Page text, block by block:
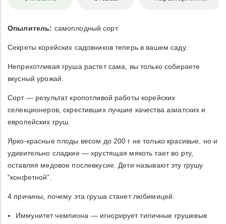
Опылитель: самоплодный сорт
Секреты корейских садовников теперь в вашем саду.
Неприхотливая груша растет сама, вы только собираете
вкусный урожай.
Сорт — результат кропотливой работы корейских
селекционеров, скрестивших лучшие качества азиатских и
европейских груш.
Ярко-красные плоды весом до 200 г не только красивые, но и
удивительно сладкие — хрустящая мякоть тает во рту,
оставляя медовое послевкусие. Дети называют эту грушу
“конфетной”.
4 причины, почему эта груша станет любимицей:
Иммунитет чемпиона — игнорирует типичные грушевые